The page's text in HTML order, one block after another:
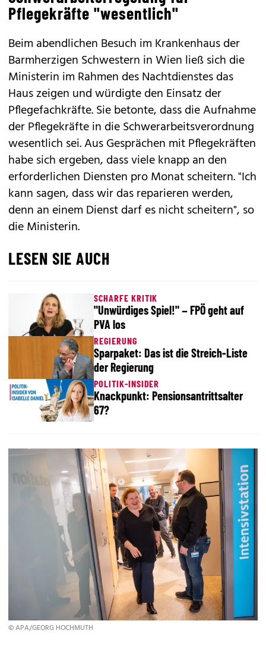
Pflegekräfte "wesentlich"
Beim abendlichen Besuch im Krankenhaus der
Barmherzigen Schwestern in Wien ließ sich die
Ministerin im Rahmen des Nachtdienstes das
Haus zeigen und würdigte den Einsatz der
Pflegefachkräfte. Sie betonte, dass die Aufnahme
der Pflegekräfte in die Schwerarbeitsverordnung
wesentlich sei. Aus Gesprächen mit Pflegekräften
habe sich ergeben, dass viele knapp an den
erforderlichen Diensten pro Monat scheitern. "Ich
kann sagen, dass wir das reparieren werden,
denn an einem Dienst darf es nicht scheitern", so
die Ministerin.
LESEN SIE AUCH
SCHARFE KRITIK
"Unwürdiges Spiel!" – FPÖ geht auf
PVA los
REGIERUNG
Sparpaket: Das ist die Streich-Liste
der Regierung
POLITIK-INSIDER
Knackpunkt: Pensionsantrittsalter
67?
© APA/GEORG HOCHMUTH